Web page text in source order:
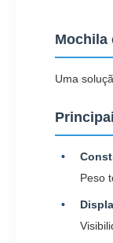
Mochila
Uma
Peso